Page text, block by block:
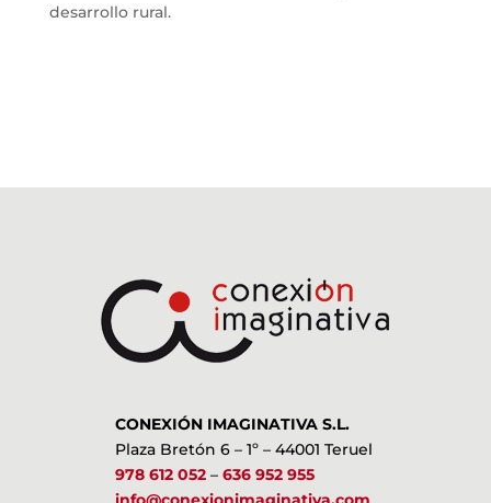
desarrollo rural.
CONEXIÓN IMAGINATIVA S.L.
Plaza Bretón 6 – 1º – 44001 Teruel
978 612 052– 636 952 955